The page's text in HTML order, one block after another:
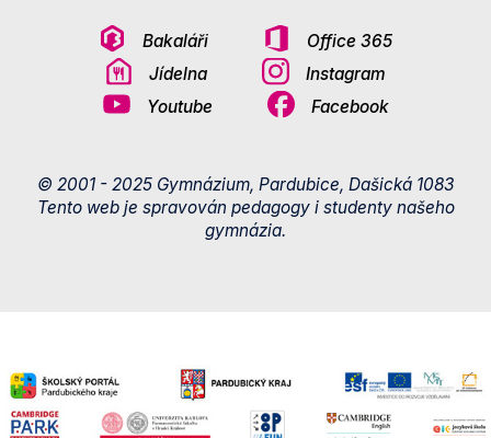
Bakaláři
Office 365
Jídelna
Instagram
Youtube
Facebook
© 2001 - 2025 Gymnázium, Pardubice, Dašická 1083
Tento web je spravován pedagogy i studenty našeho
gymnázia.